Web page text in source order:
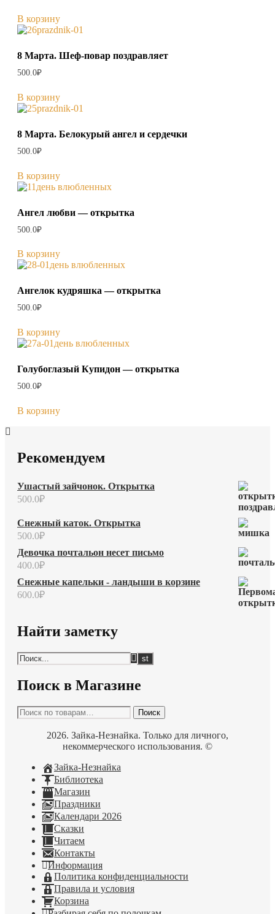
В корзину
8 Марта. Шеф-повар поздравляет
500.0₽
В корзину
8 Марта. Белокурый ангел и сердечки
500.0₽
В корзину
Ангел любви — открытка
500.0₽
В корзину
Ангелок кудряшка — открытка
500.0₽
В корзину
Голубоглазый Купидон — открытка
500.0₽
В корзину
Рекомендуем
Ушастый зайчонок. Открытка
500.0₽
Снежный каток. Открытка
500.0₽
Девочка почтальон несет письмо
400.0₽
Снежные капельки - ландыши в корзине
600.0₽
Найти заметку
Поиск в Магазине
Искать: Поиск
2026. Зайка-Незнайка. Только для личного,
некоммерческого использования. ©
Зайка-Незнайка
Библиотека
Магазин
Праздники
Календари 2026
Сказки
Читаем
Контакты
Информация
Политика конфиденциальности
Правила и условия
Корзина